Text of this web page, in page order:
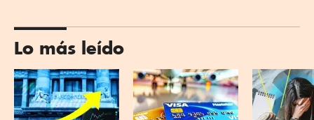
Lo más leído